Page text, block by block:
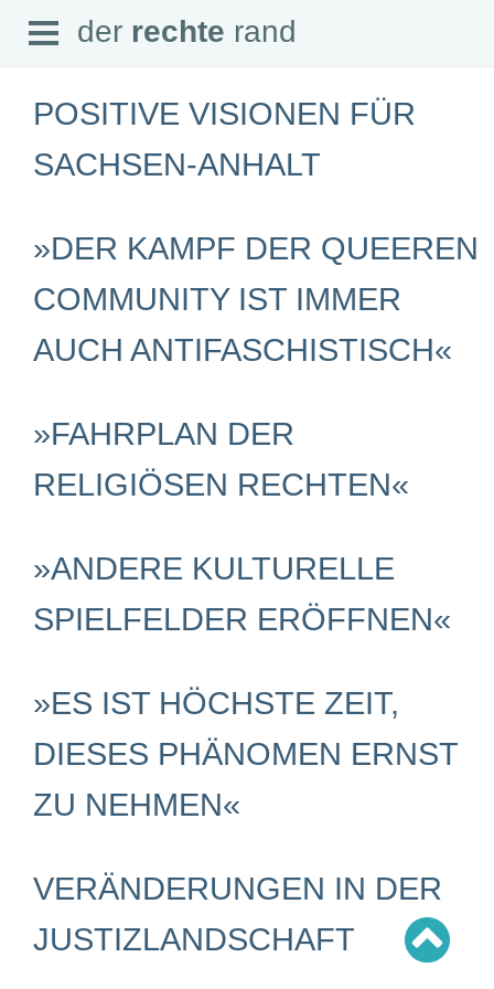
der rechte rand
Home
Suche
Magazin
Abonnement
Downloads
SCHWERPUNKTE
Schwerpunkte Übersicht
Schwerpunkt NSU
Schwerpunkt »Reichsbürger«
Ausgabe 221
Ausgabe 220
Ausgabe 218
Ausgabe 216
Open
Menu
der rechte rand
POSITIVE VISIONEN FÜR
SACHSEN-ANHALT
»DER KAMPF DER QUEEREN
COMMUNITY IST IMMER
AUCH ANTIFASCHISTISCH«
»FAHRPLAN DER
RELIGIÖSEN RECHTEN«
»ANDERE KULTURELLE
SPIELFELDER ERÖFFNEN«
»ES IST HÖCHSTE ZEIT,
DIESES PHÄNOMEN ERNST
ZU NEHMEN«
VERÄNDERUNGEN IN DER
JUSTIZLANDSCHAFT